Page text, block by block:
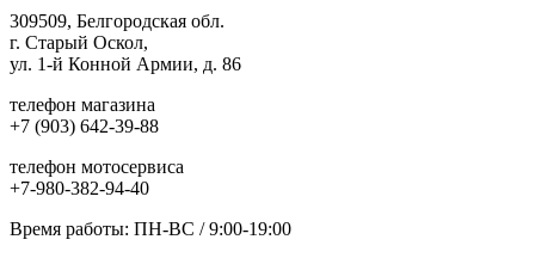
309509, Белгородская обл.
г. Старый Оскол,
ул. 1-й Конной Армии, д. 86
телефон магазина
+7 (903) 642-39-88
телефон мотосервиса
+7-980-382-94-40
Время работы: ПН-ВС / 9:00-19:00